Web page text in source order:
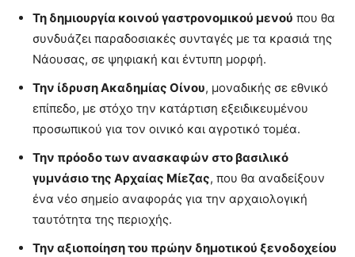
Τη δημιουργία κοινού γαστρονομικού μενού που θα
συνδυάζει παραδοσιακές συνταγές με τα κρασιά της
Νάουσας, σε ψηφιακή και έντυπη μορφή.
Την ίδρυση Ακαδημίας Οίνου, μοναδικής σε εθνικό
επίπεδο, με στόχο την κατάρτιση εξειδικευμένου
προσωπικού για τον οινικό και αγροτικό τομέα.
Την πρόοδο των ανασκαφών στο βασιλικό
γυμνάσιο της Αρχαίας Μίεζας, που θα αναδείξουν
ένα νέο σημείο αναφοράς για την αρχαιολογική
ταυτότητα της περιοχής.
Την αξιοποίηση του πρώην δημοτικού ξενοδοχείου